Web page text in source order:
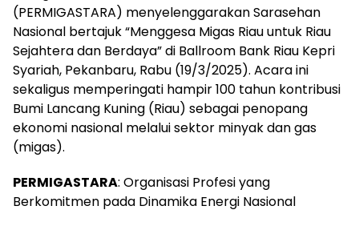
(PERMIGASTARA) menyelenggarakan Sarasehan
Nasional bertajuk “Menggesa Migas Riau untuk Riau
Sejahtera dan Berdaya” di Ballroom Bank Riau Kepri
Syariah, Pekanbaru, Rabu (19/3/2025). Acara ini
sekaligus memperingati hampir 100 tahun kontribusi
Bumi Lancang Kuning (Riau) sebagai penopang
ekonomi nasional melalui sektor minyak dan gas
(migas).
PERMIGASTARA: Organisasi Profesi yang
Berkomitmen pada Dinamika Energi Nasional